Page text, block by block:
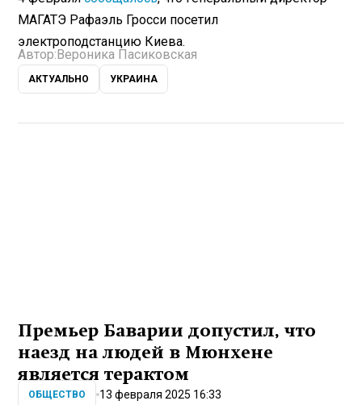
МАГАТЭ Рафаэль Гросси посетил
электроподстанцию Киева.
Автор: Вероника Пасиковская
АКТУАЛЬНО УКРАИНА
Премьер Баварии допустил, что
наезд на людей в Мюнхене
является терактом
ОБЩЕСТВО 13 февраля 2025 16:33